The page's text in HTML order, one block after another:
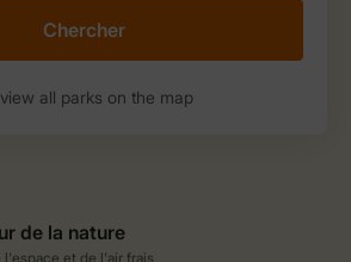
Chercher
view all parks on the map